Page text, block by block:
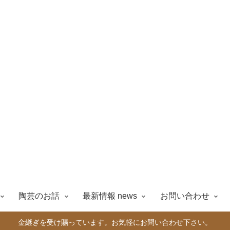
陶芸のお話 最新情報 news お問い合わせ
金継ぎを受け賜っています。お気軽にお問い合わせ下さい。